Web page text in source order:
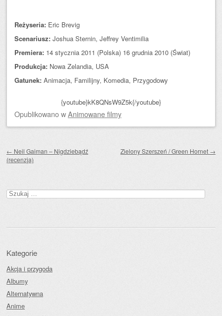
Reżyseria: Eric Brevig
Scenariusz: Joshua Sternin, Jeffrey Ventimilia
Premiera: 14 stycznia 2011 (Polska) 16 grudnia 2010 (Świat)
Produkcja: Nowa Zelandia, USA
Gatunek: Animacja, Familijny, Komedia, Przygodowy
{youtube}kK8QNsW9Z5k{/youtube}
OpublikowanowAnimowane filmy
← Neil Gaiman – Nigdziebądź
(recenzja)
Zielony Szerszeń / Green Hornet →
Szukaj:
Kategorie
Akcja i przygoda
Albumy
Alternatywna
Anime